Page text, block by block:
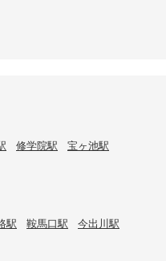
修学院駅
宝ヶ池駅
駅 鞍馬口駅
今出川駅